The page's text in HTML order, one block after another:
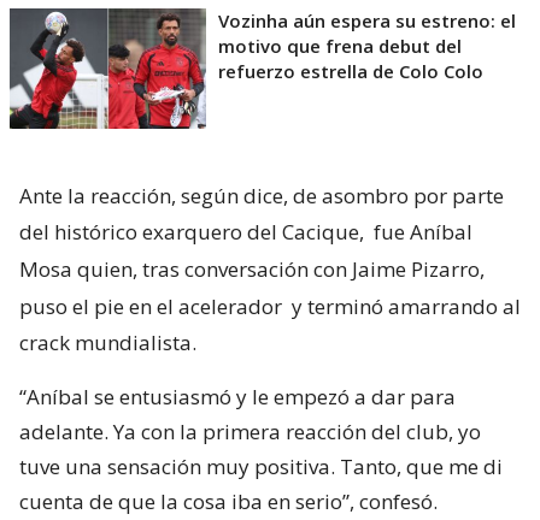
Vozinha aún espera su estreno: el
motivo que frena debut del
refuerzo estrella de Colo Colo
Ante la reacción, según dice, de asombro por parte
del histórico exarquero del Cacique, fue Aníbal
Mosa quien, tras conversación con Jaime Pizarro,
puso el pie en el acelerador y terminó amarrando al
crack mundialista.
“Aníbal se entusiasmó y le empezó a dar para
adelante. Ya con la primera reacción del club, yo
tuve una sensación muy positiva. Tanto, que me di
cuenta de que la cosa iba en serio”, confesó.